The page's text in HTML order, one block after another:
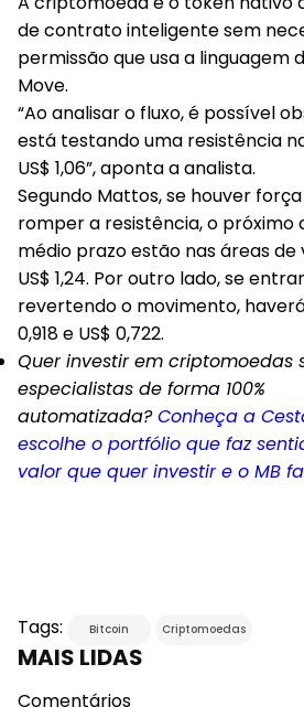
de contrato inteligente sem
permissão que usa a linguagem
Move.
“Ao analisar o fluxo, é possível
está testando uma resistência
US$ 1,06”, aponta a analista.
Segundo Mattos, se houver
romper a resistência, o próximo
médio prazo estão nas áreas de
US$ 1,24. Por outro lado, se
revertendo o movimento,
0,918 e US$ 0,722.
Quer investir em criptomoedas
especialistas de forma 100%
automatizada?Conheça a
escolhe o portfólio que faz
valor que quer investir e o MB
Tags: Bitcoin Criptomoedas
MAIS LIDAS
Comentários